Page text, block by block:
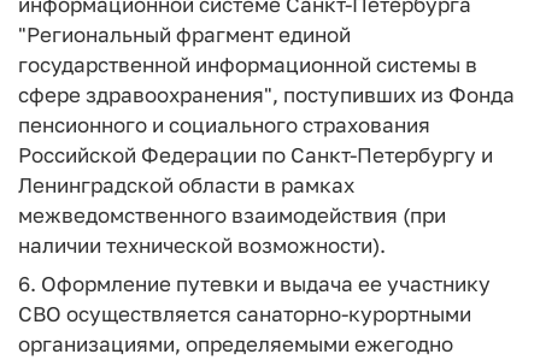
"Региональный фрагмент единой
государственной информационной системы в
сфере здравоохранения", поступивших из Фонда
пенсионного и социального страхования
Российской Федерации по Санкт-Петербургу и
Ленинградской области в рамках
межведомственного взаимодействия (при
наличии технической возможности).
6. Оформление путевки и выдача ее участнику
СВО осуществляется санаторно-курортными
организациями, определяемыми ежегодно